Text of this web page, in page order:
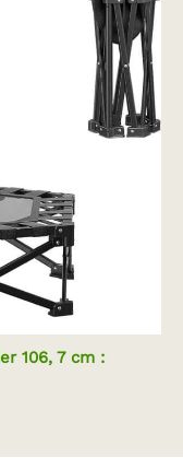
106, 7 cm :